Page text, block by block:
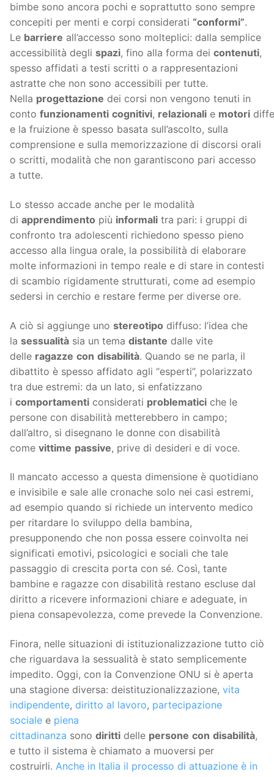
bimbe sono ancora pochi e soprattutto sono sempre
concepiti per menti e corpi considerati “conformi”.
Le barriere all’accesso sono molteplici: dalla semplice
accessibilità degli spazi, fino alla forma dei contenuti,
spesso affidati a testi scritti o a rappresentazioni
astratte che non sono accessibili per tutte.
Nella progettazione dei corsi non vengono tenuti in
conto funzionamenti cognitivi, relazionali e motori
e la fruizione è spesso basata sull’ascolto, sulla
comprensione e sulla memorizzazione di discorsi orali
o scritti, modalità che non garantiscono pari accesso
a tutte.
Lo stesso accade anche per le modalità
di apprendimento più informali tra pari: i gruppi di
confronto tra adolescenti richiedono spesso pieno
accesso alla lingua orale, la possibilità di elaborare
molte informazioni in tempo reale e di stare in contesti
di scambio rigidamente strutturati, come ad esempio
sedersi in cerchio e restare ferme per diverse ore.
A ciò si aggiunge uno stereotipo diffuso: l’idea che
la sessualità sia un tema distante dalle vite
delle ragazze con disabilità. Quando se ne parla, il
dibattito è spesso affidato agli “esperti”, polarizzato
tra due estremi: da un lato, si enfatizzano
i comportamenti considerati problematici che le
persone con disabilità metterebbero in campo;
dall’altro, si disegnano le donne con disabilità
come vittime passive, prive di desideri e di voce.
Il mancato accesso a questa dimensione è quotidiano
e invisibile e sale alle cronache solo nei casi estremi,
ad esempio quando si richiede un intervento medico
per ritardare lo sviluppo della bambina,
presupponendo che non possa essere coinvolta nei
significati emotivi, psicologici e sociali che tale
passaggio di crescita porta con sé. Così, tante
bambine e ragazze con disabilità restano escluse dal
diritto a ricevere informazioni chiare e adeguate, in
piena consapevolezza, come prevede la Convenzione.
Finora, nelle situazioni di istituzionalizzazione tutto ciò
che riguardava la sessualità è stato semplicemente
impedito. Oggi, con la Convenzione ONU si è aperta
una stagione diversa: deistituzionalizzazione, vita
indipendente, diritto al lavoro, partecipazione
sociale e piena
cittadinanza sono diritti delle persone con disabilità,
e tutto il sistema è chiamato a muoversi per
costruirli. Anche in Italia il processo di attuazione è in